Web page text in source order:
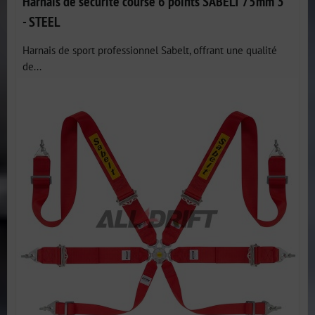
- STEEL
Harnais de sport professionnel Sabelt, offrant une qualité
de...